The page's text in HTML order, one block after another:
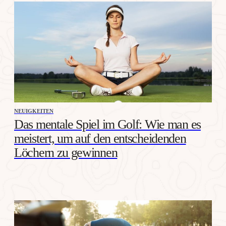
NEUIGKEITEN
Das mentale Spiel im Golf: Wie man es
meistert, um auf den entscheidenden
Löchern zu gewinnen